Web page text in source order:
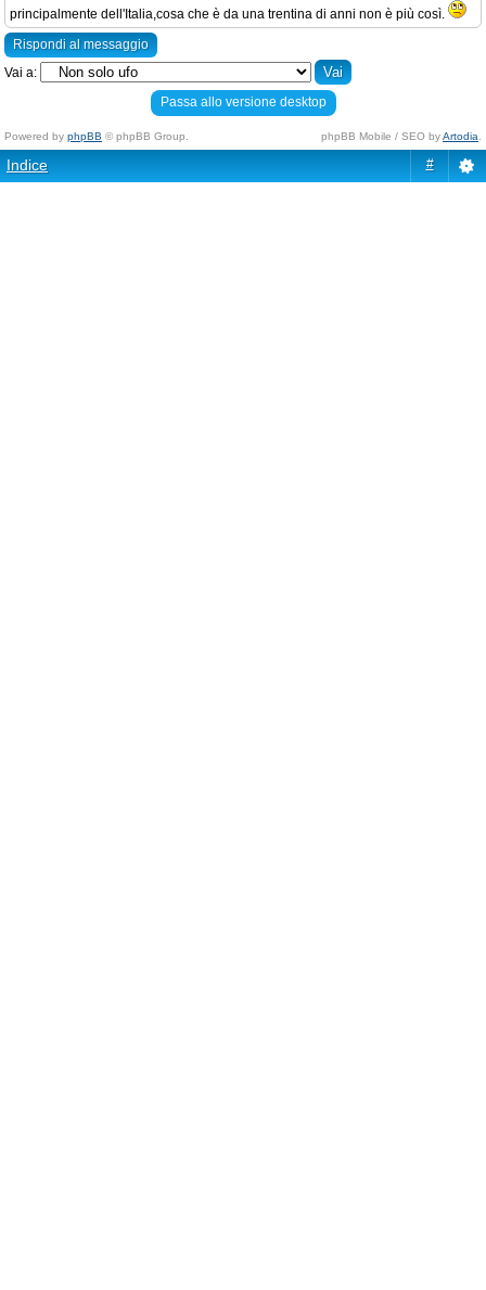
principalmente dell'Italia,cosa che è da una trentina di anni non è più così.
Rispondi al messaggio
Vai a:
Passa allo versione desktop
Powered by phpBB © phpBB Group. phpBB Mobile / SEO byArtodia
Indice #